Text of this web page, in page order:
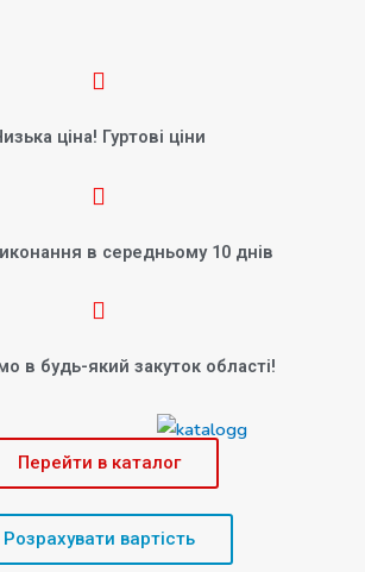
ціна! Гуртові ціни
в середньому 10 днів
в будь-який закуток області!
Перейти в каталог
Розрахувати вартість